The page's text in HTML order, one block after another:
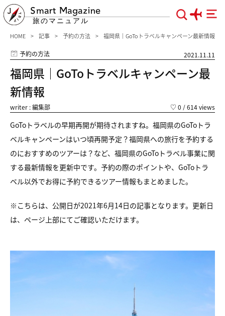
Smart Magazine
旅のマニュアル
HOME 記事 予約の方法 福岡県｜GoToトラベルキャンペーン最新情報
予約の方法 2021.11.11
福岡県｜GoToトラベルキャンペーン最
新情報
writer : 編集部 ♡ 0 / 614 views
GoToトラベルの早期再開が期待されますね。福岡県のGoToトラ
ベルキャンペーンはいつ頃再開予定？福岡県への旅行を予約する
のにおすすめのツアーは？など、福岡県のGoToトラベル事業に関
する最新情報を更新中です。予約の際のポイントや、GoToトラ
ベル以外でお得に予約できるツアー情報もまとめました。
※こちらは、公開日が2021年6月14日の記事となります。更新日
は、ページ上部にてご確認いただけます。